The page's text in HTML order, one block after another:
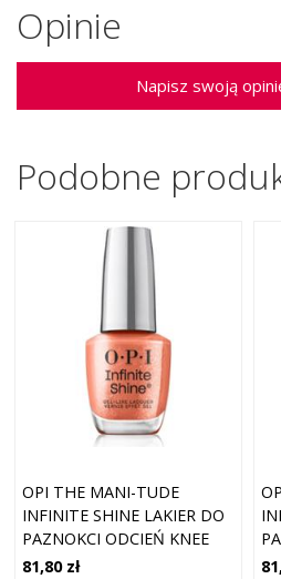
Opinie
Napisz swoją
Podobne
OPI THE MANI-TUDE
INFINITE SHINE LAKIER DO
PAZNOKCI ODCIEŃ KNEE
HIGH STOCK-BLINGS 15 ML
81,80 zł